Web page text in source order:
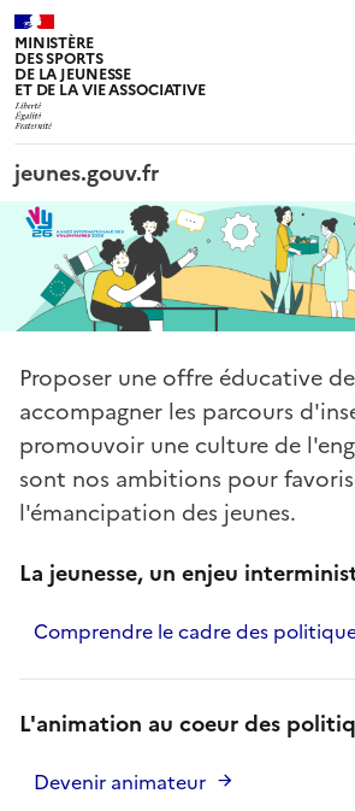
MINISTÈRE
DES SPORTS
DE LA JEUNESSE
ET DE LA VIE ASSOCIATIVE
jeunes.gouv.fr
Proposer une offre éducative
accompagner les parcours
promouvoir une culture de
sont nos ambitions pour
l'émancipation des jeunes.
La jeunesse, un enjeu
Comprendre le cadre des
L'animation au coeur des
Devenir animateur
Panneau de gestion des cookies